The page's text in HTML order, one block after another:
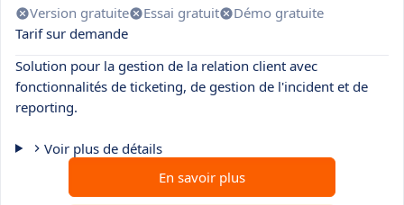
Version gratuite Essai gratuit
Démo gratuite
Tarif sur demande
Solution pour la gestion de la relation client avec
fonctionnalités de ticketing, de gestion de l'incident et de
reporting.
Voir plus de détails
En savoir plus